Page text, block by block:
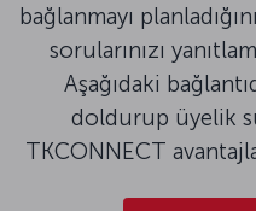
bağlanmayı
sorularınızı
Aşağıdaki
doldurup üyelik
TKCONNECT